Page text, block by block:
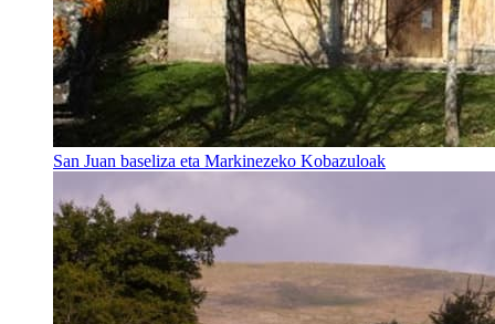
San Juan baseliza eta Markinezeko Kobazuloak